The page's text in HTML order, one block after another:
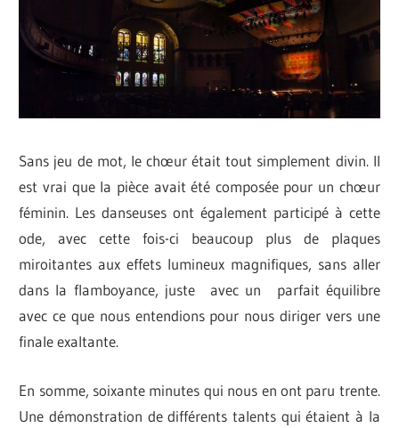
Sans jeu de mot, le chœur était tout simplement divin. Il
est vrai que la pièce avait été composée pour un chœur
féminin. Les danseuses ont également participé à cette
ode, avec cette fois-ci beaucoup plus de plaques
miroitantes aux effets lumineux magnifiques, sans aller
dans la flamboyance, juste avec un parfait équilibre
avec ce que nous entendions pour nous diriger vers une
finale exaltante.
En somme, soixante minutes qui nous en ont paru trente.
Une démonstration de différents talents qui étaient à la